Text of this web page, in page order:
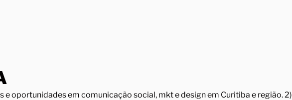
e oportunidades em comunicação social, mkt e design em Curitiba e região. 2)